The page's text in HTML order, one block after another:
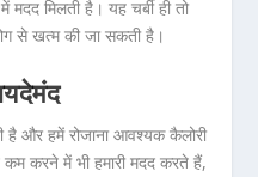
मिलती है। यह चर्बी ही तो
से खत्म की जा सकती है।
है और हमें रोजाना आवश्यक कैलोरी
करने में भी हमारी मदद करते हैं,